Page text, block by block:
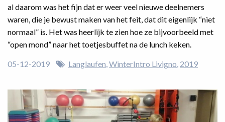
al daarom was het fijn dat er weer veel nieuwe deelnemers
waren, die je bewust maken van het feit, dat dit eigenlijk “niet
normaal” is. Het was heerlijk te zien hoe ze bijvoorbeeld met
“open mond” naar het toetjesbuffet na de lunch keken.
05-12-2019 Langlaufen WinterIntro Livigno 2019